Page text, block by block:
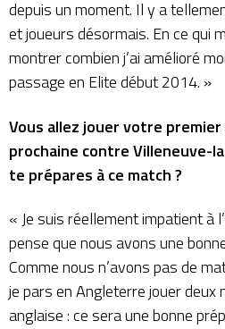
depuis un moment. Il y a
et joueurs désormais. En ce qui
montrer combien j’ai amélioré
passage en Elite début 2014. »
Vous allez jouer votre
prochaine contre Villeneuve-
te prépares à ce match ?
« Je suis réellement impatient à
pense que nous avons une
Comme nous n’avons pas de
je pars en Angleterre jouer deux
anglaise : ce sera une bonne